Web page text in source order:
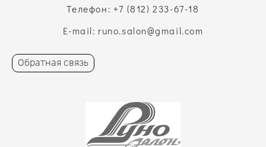
Телефон: +7 (812) 233-67-18
E-mail: runo.salon@gmail.com
Обратная связь